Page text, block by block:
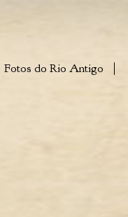
Fotos do Rio Antigo